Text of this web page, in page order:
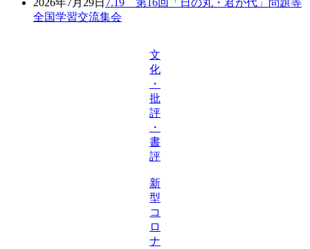
2026年7月29日 7.19 第16回「日の丸・君が代」問題等
全国学習交流集会
文
化
・
批
評
・
書
評
新
型
コ
ロ
ナ